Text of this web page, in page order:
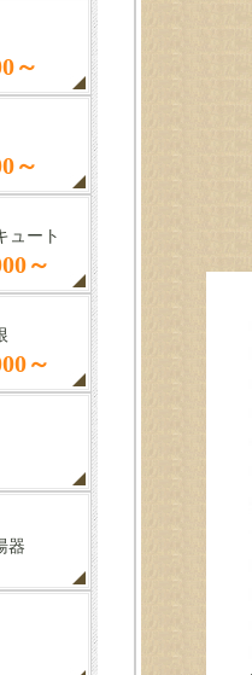
～
～
ュート
～
～
器